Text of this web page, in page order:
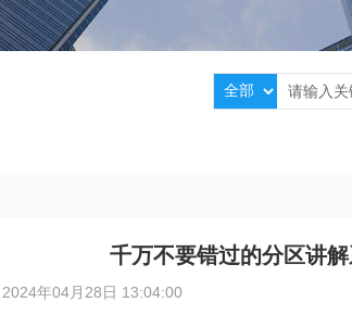
千万不要错过的分区讲
年04月28日 13:04:00